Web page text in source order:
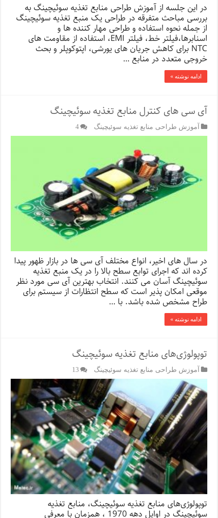
در این جلسه از آموزش طراحی منابع تغذیه سوئیچینگ به
بررسی مباحث متفرقه در طراحی یک منبع تغذیه سوئیچینگ
از جمله نحوه استفاده و طراحی مهار کننده ها و
اسنابرها،فیلتر خط، فیلتر EMI، استفاده از مقاومت های
NTC برای کاهش جریان های یورشی، اپتوکوپلر و بحث
خروجی متعدد در منابع …
ادامه نوشته »
آی سی های کنترل منابع تغذیه سوئیچینگ
آموزش طراحی منابع تغذیه سوئیچینگ 4
در سال های اخیر، انواع مختلف آی سی ها در بازار ظهور پیدا
کرده اند که اجرای توابع سطح بالا را در یک منبع تغذیه
سوئیچینگ آسان می کنند. انتخاب بهترین آی سی مورد نظر
موقعی امکان پذیر است که سطح انتظارات از سیستم برای
طراح مشخص شده باشد. با …
ادامه نوشته »
توپولوژی‌های منابع تغذیه سوئیچینگ
آموزش طراحی منابع تغذیه سوئیچینگ 13
توپولوژی‌های منابع تغذیه سوئیچینگ، منابع تغذیه
سوئیچینگ در اوایل دهه 1970 ، همزمان با معرفی